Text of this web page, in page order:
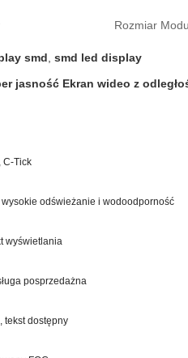
Rozmiar
smd smd led display
jasność Ekran wideo z
C-Tick
odświeżanie i wodoodporność
wyświetlania
posprzedażna
tekst dostępny